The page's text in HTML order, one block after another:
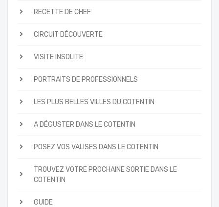
RECETTE DE CHEF
CIRCUIT DÉCOUVERTE
VISITE INSOLITE
PORTRAITS DE PROFESSIONNELS
LES PLUS BELLES VILLES DU COTENTIN
A DÉGUSTER DANS LE COTENTIN
POSEZ VOS VALISES DANS LE COTENTIN
TROUVEZ VOTRE PROCHAINE SORTIE DANS LE
COTENTIN
GUIDE